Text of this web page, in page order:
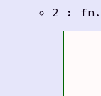
2 :